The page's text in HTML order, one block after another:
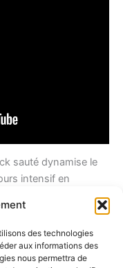
des technologies
aux informations des
nous permettra de
sauté dynamise le
intensif en